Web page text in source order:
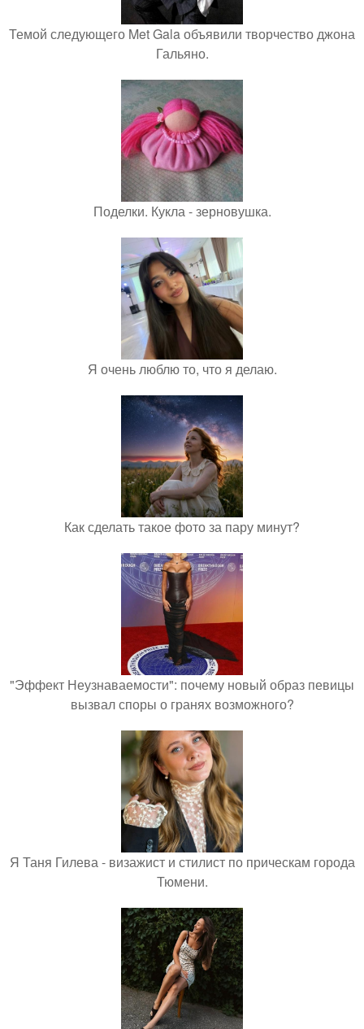
Темой следующего Met Gala объявили творчество джона
Гальяно.
Поделки. Кукла - зерновушка.
Я очень люблю то, что я делаю.
Как сделать такое фото за пару минут?
"Эффект Неузнаваемости": почему новый образ певицы
вызвал споры о гранях возможного?
Я Таня Гилева - визажист и стилист по прическам города
Тюмени.